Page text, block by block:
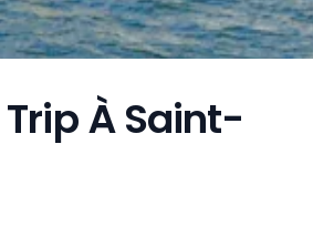
À Saint-